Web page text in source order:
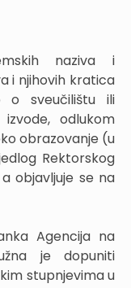
naziva i
i njihovih kratica
o sveučilištu ili
odlukom
obrazovanje (u
Rektorskog
objavljuje se na
Agencija na
je dopuniti
stupnjevima u